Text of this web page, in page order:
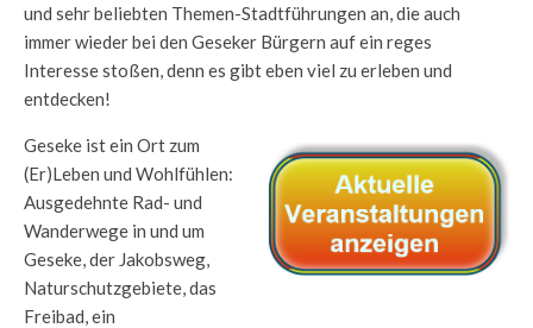
und sehr beliebten Themen-Stadtführungen an, die auch
immer wieder bei den Geseker Bürgern auf ein reges
Interesse stoßen, denn es gibt eben viel zu erleben und
entdecken!
Geseke ist ein Ort zum
(Er)Leben und Wohlfühlen:
Ausgedehnte Rad- und
Wanderwege in und um
Geseke, der Jakobsweg,
Naturschutzgebiete, das
Freibad, ein